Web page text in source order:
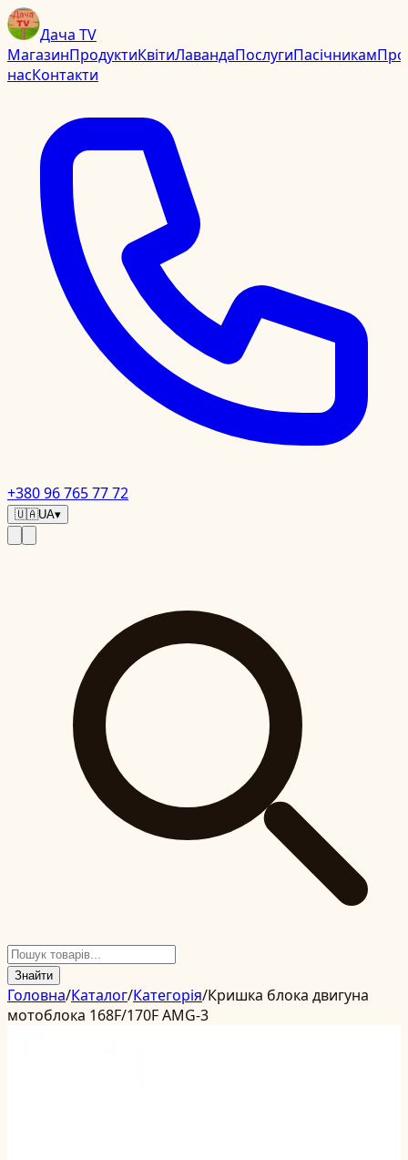
Дача TV
МагазинПродуктиКвітиЛавандаПослугиПасічникамПро
насКонтакти
+380 96 765 77 72
🇺🇦UA▾
Знайти
Головна/Каталог/Категорія/Кришка блока двигуна
мотоблока 168F/170F AMG-3